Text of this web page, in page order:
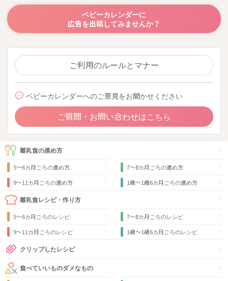
ベビーカレンダーに
広告を出稿してみませんか？
ご利用のルールとマナー
ベビーカレンダーへのご意見をお聞かせください
ご質問・お問い合わせはこちら
離乳食の進め方
5～6カ月ごろの進め方
7～8カ月ごろの進め方
9〜11カ月ごろの進め方
1歳〜1歳6カ月ごろの進め方
離乳食レシピ・作り方
5～6カ月ごろのレシピ
7～8カ月ごろのレシピ
9〜11カ月ごろのレシピ
1歳〜1歳6カ月ごろのレシピ
クリップしたレシピ
食べていいものダメなもの